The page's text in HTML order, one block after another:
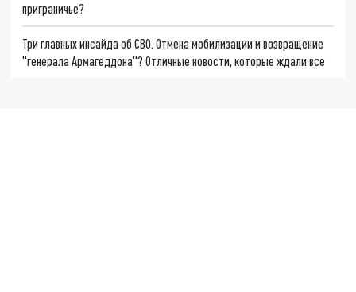
приграничье?
Три главных инсайда об СВО. Отмена мобилизации и возвращение
"генерала Армагеддона"? Отличные новости, которые ждали все